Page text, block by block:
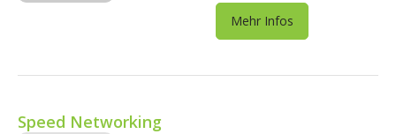
Mehr Infos
Speed Networking